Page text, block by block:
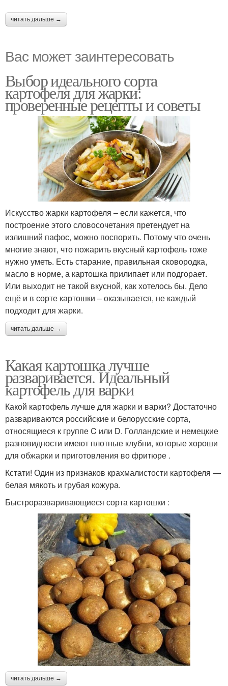
читать дальше →
Вас может заинтересовать
Выбор идеального сорта
картофеля для жарки:
проверенные рецепты и советы
Искусство жарки картофеля – если кажется, что
построение этого словосочетания претендует на
излишний пафос, можно поспорить. Потому что очень
многие знают, что пожарить вкусный картофель тоже
нужно уметь. Есть старание, правильная сковородка,
масло в норме, а картошка прилипает или подгорает.
Или выходит не такой вкусной, как хотелось бы. Дело
ещё и в сорте картошки – оказывается, не каждый
подходит для жарки.
читать дальше →
Какая картошка лучше
разваривается. Идеальный
картофель для варки
Какой картофель лучше для жарки и варки? Достаточно
развариваются российские и белорусские сорта,
относящиеся к группе C или D. Голландские и немецкие
разновидности имеют плотные клубни, которые хороши
для обжарки и приготовления во фритюре .
Кстати! Один из признаков крахмалистости картофеля —
белая мякоть и грубая кожура.
Быстроразваривающиеся сорта картошки :
читать дальше →